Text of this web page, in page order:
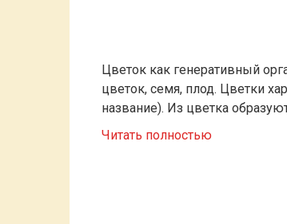
Цветок как генеративный
цветок, семя, плод. Цветки
название). Из цветка
Читать полностью